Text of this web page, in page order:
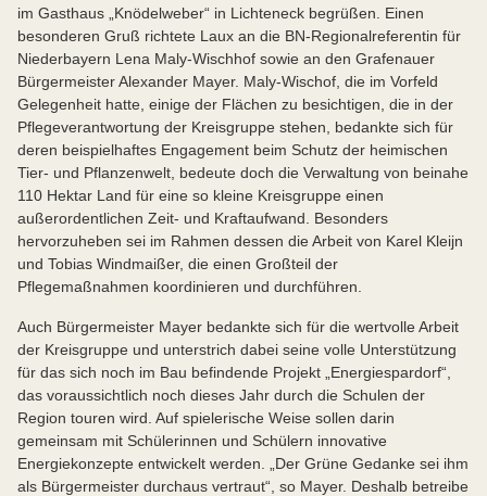
im Gasthaus „Knödelweber“ in Lichteneck begrüßen. Einen
besonderen Gruß richtete Laux an die BN-Regionalreferentin für
Niederbayern Lena Maly-Wischhof sowie an den Grafenauer
Bürgermeister Alexander Mayer. Maly-Wischof, die im Vorfeld
Gelegenheit hatte, einige der Flächen zu besichtigen, die in der
Pflegeverantwortung der Kreisgruppe stehen, bedankte sich für
deren beispielhaftes Engagement beim Schutz der heimischen
Tier- und Pflanzenwelt, bedeute doch die Verwaltung von beinahe
110 Hektar Land für eine so kleine Kreisgruppe einen
außerordentlichen Zeit- und Kraftaufwand. Besonders
hervorzuheben sei im Rahmen dessen die Arbeit von Karel Kleijn
und Tobias Windmaißer, die einen Großteil der
Pflegemaßnahmen koordinieren und durchführen.
Auch Bürgermeister Mayer bedankte sich für die wertvolle Arbeit
der Kreisgruppe und unterstrich dabei seine volle Unterstützung
für das sich noch im Bau befindende Projekt „Energiespardorf“,
das voraussichtlich noch dieses Jahr durch die Schulen der
Region touren wird. Auf spielerische Weise sollen darin
gemeinsam mit Schülerinnen und Schülern innovative
Energiekonzepte entwickelt werden. „Der Grüne Gedanke sei ihm
als Bürgermeister durchaus vertraut“, so Mayer. Deshalb betreibe